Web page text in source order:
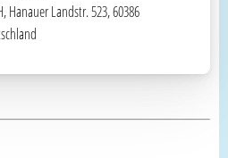
Hanauer Landstr. 523, 60386